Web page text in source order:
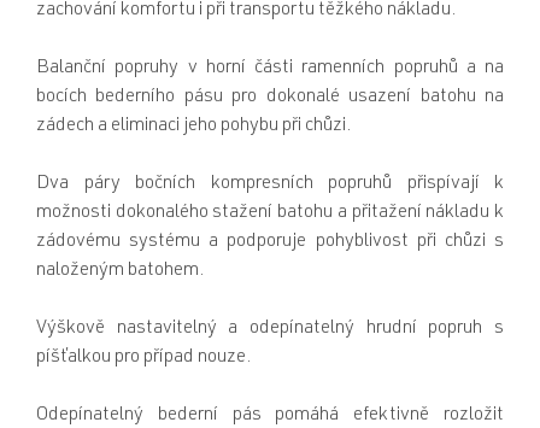
zachování komfortu i při transportu těžkého nákladu.
Balanční popruhy v horní části ramenních popruhů a na
bocích bederního pásu pro dokonalé usazení batohu na
zádech a eliminaci jeho pohybu při chůzi.
Dva páry bočních kompresních popruhů přispívají k
možnosti dokonalého stažení batohu a přitažení nákladu k
zádovému systému a podporuje pohyblivost při chůzi s
naloženým batohem.
Výškově nastavitelný a odepínatelný hrudní popruh s
píšťalkou pro případ nouze.
Odepínatelný bederní pás pomáhá efektivně rozložit